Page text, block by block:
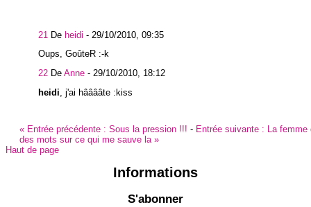
21 De heidi - 29/10/2010, 09:35
Oups, GoûteR :-k
22 De Anne - 29/10/2010, 18:12
heidi , j'ai hââââte :kiss
« Entrée précédente : Sous la pression !!! - Entrée suivante : La femme
des mots sur ce qui me sauve la»
Haut de page
Informations
S'abonner